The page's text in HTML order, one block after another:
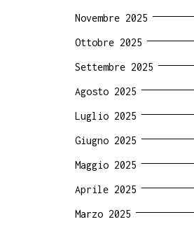
Novembre 2025
Ottobre 2025
Settembre 2025
Agosto 2025
Luglio 2025
Giugno 2025
Maggio 2025
Aprile 2025
Marzo 2025